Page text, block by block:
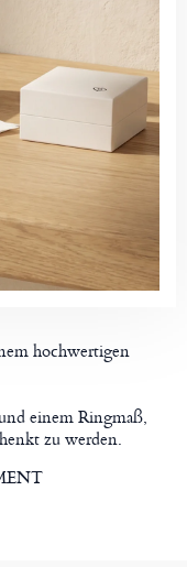
hochwertigen
einem Ringmaß,
zu werden.